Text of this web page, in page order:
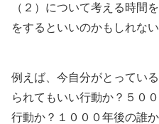
（２）について考える時間
をするといいのかもしれない
例えば、今自分がとってい
られてもいい行動か？５０
行動か？１０００年後の誰